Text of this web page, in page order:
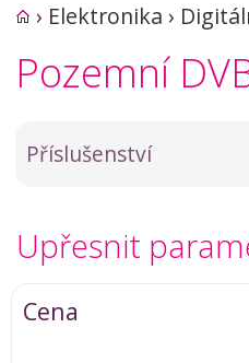
› Elektronika ›
Pozemní
Příslušenství
Upřesnit
Cena